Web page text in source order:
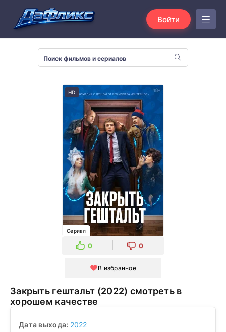
Войти
HD
Сериал
0 0
В избранное
Закрыть гештальт (2022) смотреть в
хорошем качестве
Дата выхода: 2022